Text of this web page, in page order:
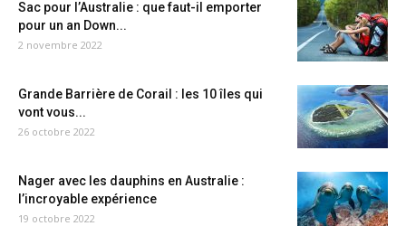
Sac pour l’Australie : que faut-il emporter
pour un an Down...
2 novembre 2022
Grande Barrière de Corail : les 10 îles qui
vont vous...
26 octobre 2022
Nager avec les dauphins en Australie :
l’incroyable expérience
19 octobre 2022